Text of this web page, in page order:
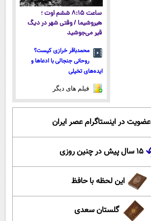
ساعت ۸:۱۵ ششم اوت ؛
هیروشیما / وقتی شهر در دیگ
قیر می‌جوشید
محمدباقر خرازی کیست؟
روحانی جنجالی با ادعاها و
ایده‌های تخیلی
فیلم های دیگر
عضویت در اینستاگرام عصر ایران
۱۵ سال پیش در چنین روزی
این لحظه با حافظ
گلستان سعدی